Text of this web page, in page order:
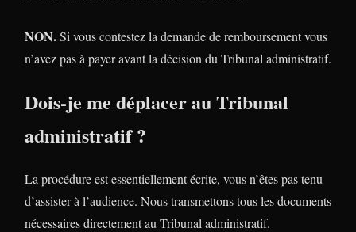
NON.Si vous contestez la demande de remboursement vous
n’avez pas à payer avant la décision du Tribunal administratif.
Dois-je me déplacer au Tribunal
administratif ?
La procédure est essentiellement écrite, vous n’êtes pas tenu
d’assister à l’audience. Nous transmettons tous les documents
nécessaires directement au Tribunal administratif.